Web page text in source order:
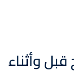
وأثناء